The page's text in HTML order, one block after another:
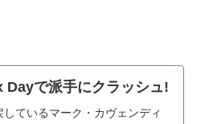
Dayで派手にクラッシュ!
ているマーク・カヴェンディ